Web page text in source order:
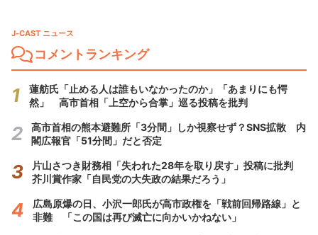
J-CAST ニュース
コメントランキング
蓮舫氏「止める人は誰もいなかったのか」「あまりにも愕
然」 高市首相「上空から合掌」巡る投稿を批判
高市首相の熊本避難所「3分間」しか視察せず？SNS拡散 内
閣広報官「51分間」だと否定
片山さつき財務相「失われた28年を取り戻す」投稿に批判
芥川賞作家「自民党の大失政の結果だろう」
広島原爆の日、小沢一郎氏が高市政権を「戦前回帰路線」と
非難 「この国は再び滅亡に向かいかねない」